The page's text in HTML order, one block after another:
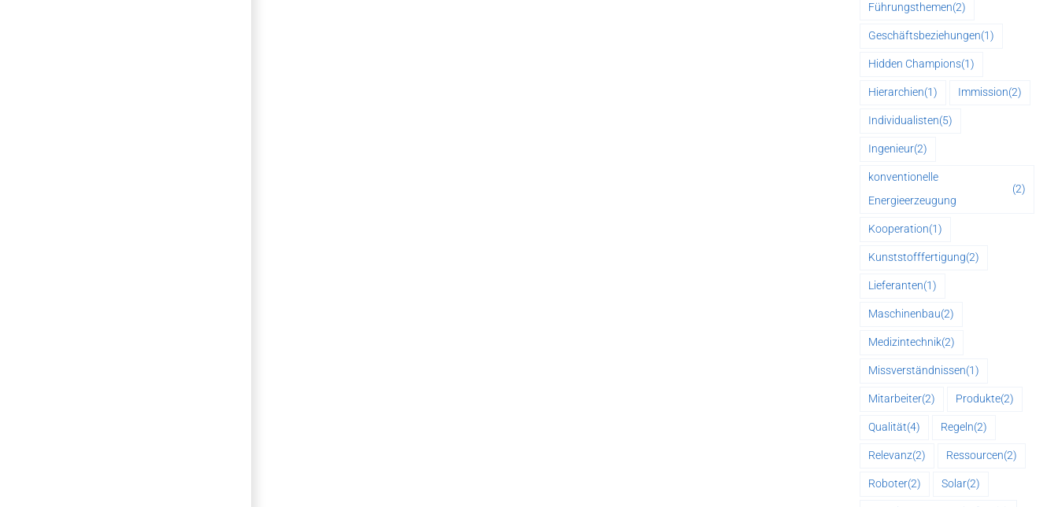
Führungsthemen(2)
Geschäftsbeziehungen(1)
Hidden Champions(1)
Hierarchien(1) Immission(2)
Individualisten(5)
Ingenieur(2)
konventionelle
Energieerzeugung
(2)
Kooperation(1)
Kunststofffertigung(2)
Lieferanten(1)
Maschinenbau(2)
Medizintechnik(2)
Missverständnissen(1)
Mitarbeiter(2) Produkte(2)
Qualität(4) Regeln(2)
Relevanz(2) Ressourcen(2)
Roboter(2) Solar(2)